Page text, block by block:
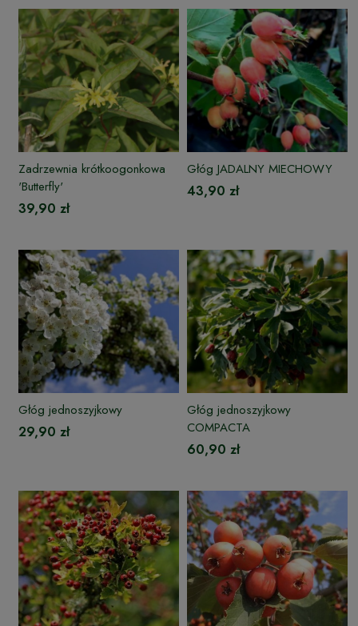
Zadrzewnia krótkoogonkowa
'Butterfly'
39,90 zł
Głóg JADALNY MIECHOWY
43,90 zł
Głóg jednoszyjkowy
29,90 zł
Głóg jednoszyjkowy
COMPACTA
60,90 zł